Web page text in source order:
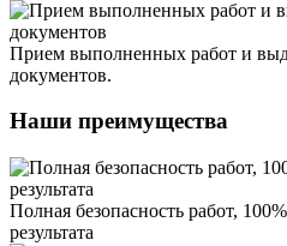
Прием выполненных работ и
документов.
Наши преимущества
Полная безопасность работ,
результата